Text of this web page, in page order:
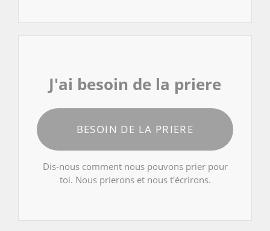
J'ai besoin de la priere
BESOIN DE LA PRIERE
Dis-nous comment nous pouvons prier pour
toi. Nous prierons et nous t'écrirons.